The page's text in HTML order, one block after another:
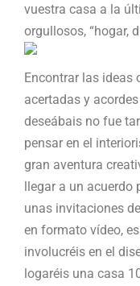
vuestra casa a la
orgullosos, “hogar,
Encontrar las ideas
acertadas y
deseábais no fue
pensar en el
gran aventura
llegar a un acuerdo
unas invitaciones
en formato vídeo,
involucréis en el
logaréis una casa